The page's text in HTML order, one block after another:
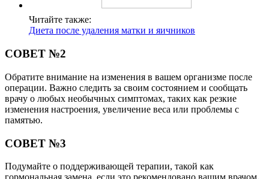
Читайте также:
Диета после удаления матки и яичников
СОВЕТ №2
Обратите внимание на изменения в вашем организме после
операции. Важно следить за своим состоянием и сообщать
врачу о любых необычных симптомах, таких как резкие
изменения настроения, увеличение веса или проблемы с
памятью.
СОВЕТ №3
Подумайте о поддерживающей терапии, такой как